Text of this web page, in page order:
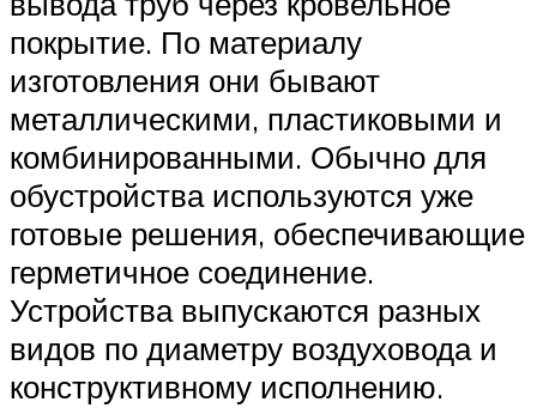
покрытие. По материалу
изготовления они бывают
металлическими, пластиковыми и
комбинированными. Обычно для
обустройства используются уже
готовые решения, обеспечивающие
герметичное соединение.
Устройства выпускаются разных
видов по диаметру воздуховода и
конструктивному исполнению.